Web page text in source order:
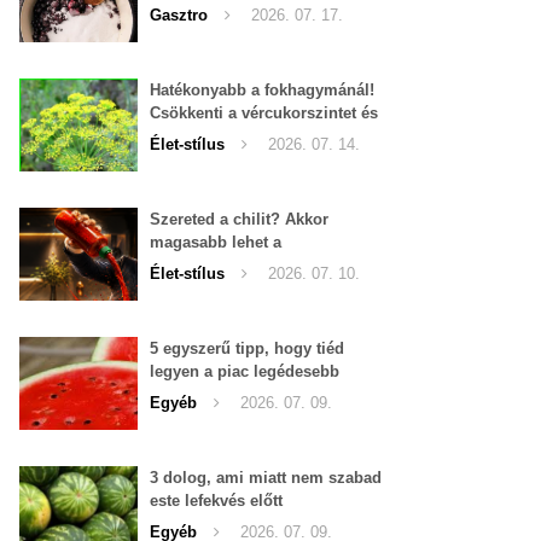
Gasztro 2026. 07. 17.
Hatékonyabb a fokhagymánál!
Csökkenti a vércukorszintet és
a magas vérnyomást is!
Élet-stílus 2026. 07. 14.
Szereted a chilit? Akkor
magasabb lehet a
tesztoszteron-szinted
Élet-stílus 2026. 07. 10.
5 egyszerű tipp, hogy tiéd
legyen a piac legédesebb
görögdinnyéje
Egyéb 2026. 07. 09.
3 dolog, ami miatt nem szabad
este lefekvés előtt
görögdinnyét enni
Egyéb 2026. 07. 09.